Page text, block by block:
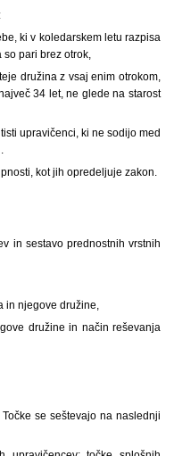
ki v koledarskem letu razpisa
pari brez otrok,
družina z vsaj enim otrokom,
34 let, ne glede na starost
upravičenci, ki ne sodijo med
kot jih opredeljuje zakon.
in sestavo prednostnih vrstnih
in njegove družine,
družine in način reševanja
se seštevajo na naslednji